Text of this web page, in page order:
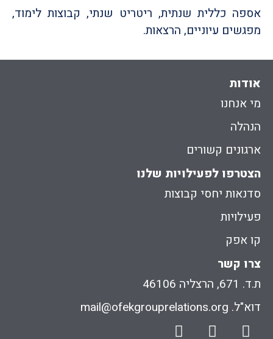
אספה כללית שנתית, ריטריט שנתי, קבוצות לימוד,
מפגשים עיוניים, הרצאות.
אודות
מי אנחנו
הנהלה
ארגונים קשורים
הצטרפו לפעילויות שלנו
סדנאות יחסי קבוצות
פעילויות
קו אפק
צרו קשר
ת.ד. 671, הרצליה 46106
דוא"ל. mail@ofekgrouprelations.org